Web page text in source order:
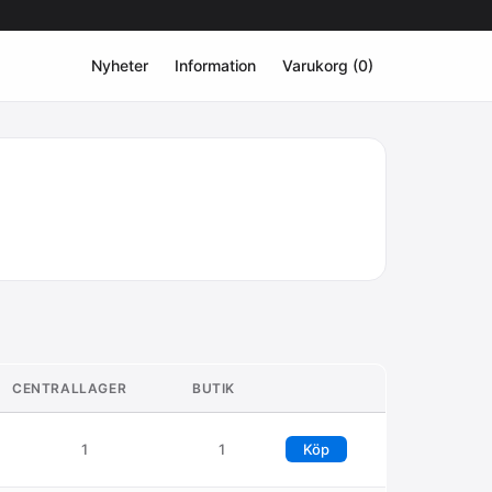
Nyheter Information Varukorg (0)
CENTRALLAGER BUTIK
1 1 Köp